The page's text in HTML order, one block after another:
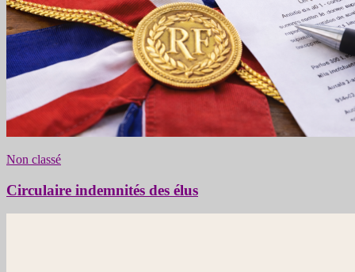
Non classé
Circulaire indemnités des élus